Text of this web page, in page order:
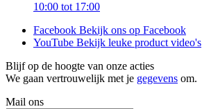
10:00 tot 17:00
Facebook Bekijk ons op Facebook
YouTube Bekijk leuke product video's
Blijf op de hoogte van onze acties
We gaan vertrouwelijk met je gegevens om.
Mail ons